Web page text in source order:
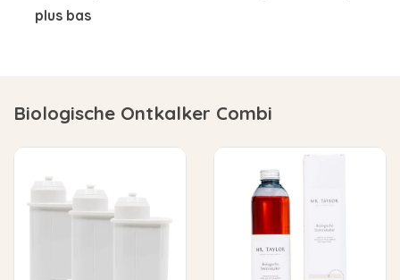
plus bas
Biologische Ontkalker Combi